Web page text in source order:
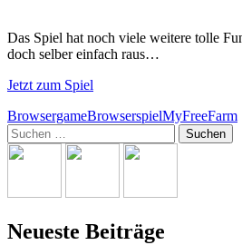
Das Spiel hat noch viele weitere tolle
doch selber einfach raus…
Jetzt zum Spiel
BrowsergameBrowserspielMyFreeFarm
Suchen
nach:
Neueste Beiträge